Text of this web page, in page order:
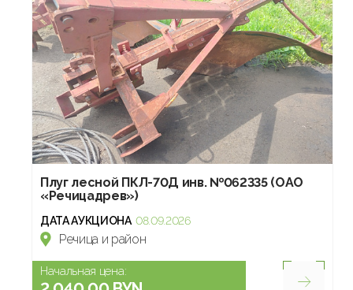
Плуг лесной ПКЛ-70Д инв. №062335 (ОАО
«Речицадрев»)
ДАТА АУКЦИОНА 08.09.2026
Речица и район
Начальная цена: